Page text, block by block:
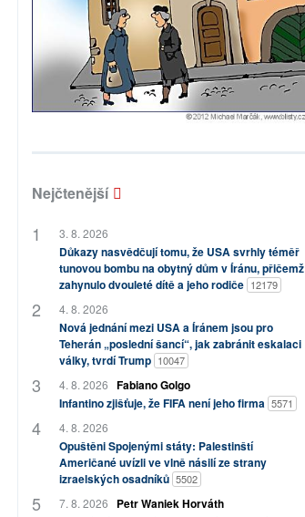
Nejčtenější
3. 8. 2026
Důkazy nasvědčují tomu, že USA svrhly téměř
tunovou bombu na obytný dům v Íránu, přičemž
zahynulo dvouleté dítě a jeho rodiče 12179
4. 8. 2026
Nová jednání mezi USA a Íránem jsou pro
Teherán „poslední šancí“, jak zabránit eskalaci
války, tvrdí Trump 10047
4. 8. 2026 Fabiano Golgo
Infantino zjišťuje, že FIFA není jeho firma 5571
4. 8. 2026
Opuštěni Spojenými státy: Palestinští
Američané uvízli ve vlně násilí ze strany
izraelských osadníků 5502
7. 8. 2026
Petr Waniek Horváth